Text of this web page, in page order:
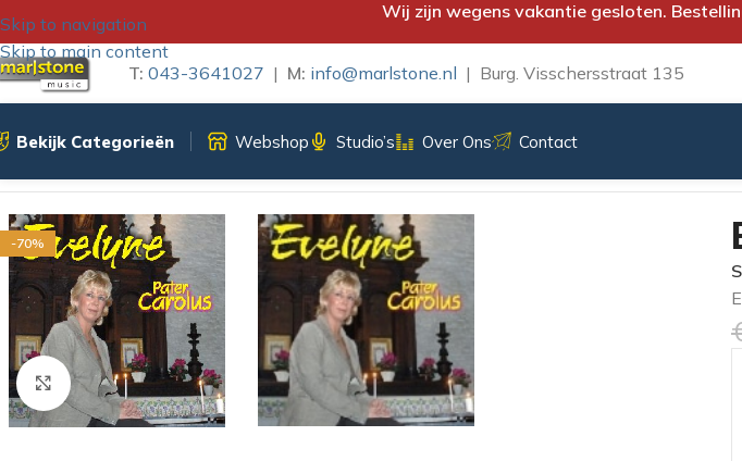
Skip to navigation
Skip to main content
Wij zijn wegens vakantie gesloten.
T: 043-3641027 | M: info@marlstone.nl | Burg. Visschersstraat 135
Bekijk Categorieën Webshop Studio’s Over Ons Contact
-70%
Klik om te vergroten